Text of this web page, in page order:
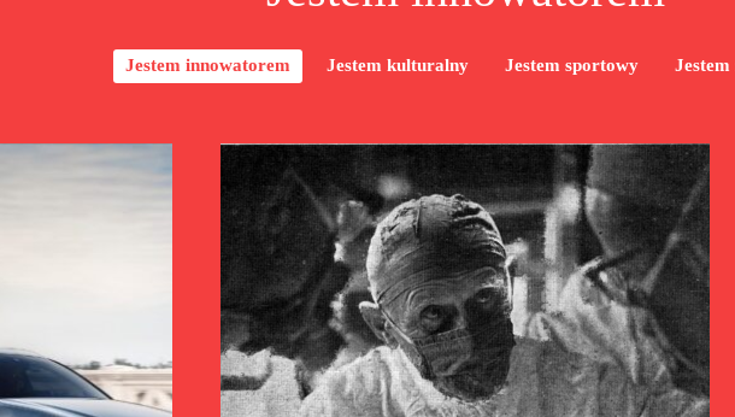
Jestem innowatorem Jestem kulturalny Jestem sportowy